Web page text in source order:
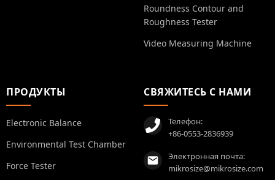
Roundness Contour and
Roughness Tester
Video Measuring Machine
ПРОДУКТЫ
Electronic Balance
Environmental Test Chamber
Force Tester
СВЯЖИТЕСЬ С НАМИ
Телефон:
+86-0553-2836939
Электронная почта:
mikrosize@mikrosize.com